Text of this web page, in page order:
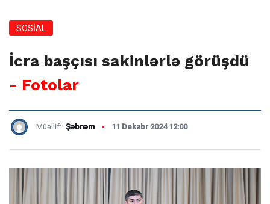
SOSİAL
İcra başçısı sakinlərlə görüşdü
- Fotolar
Müəllif: Şəbnəm 11 Dekabr 2024 12:00